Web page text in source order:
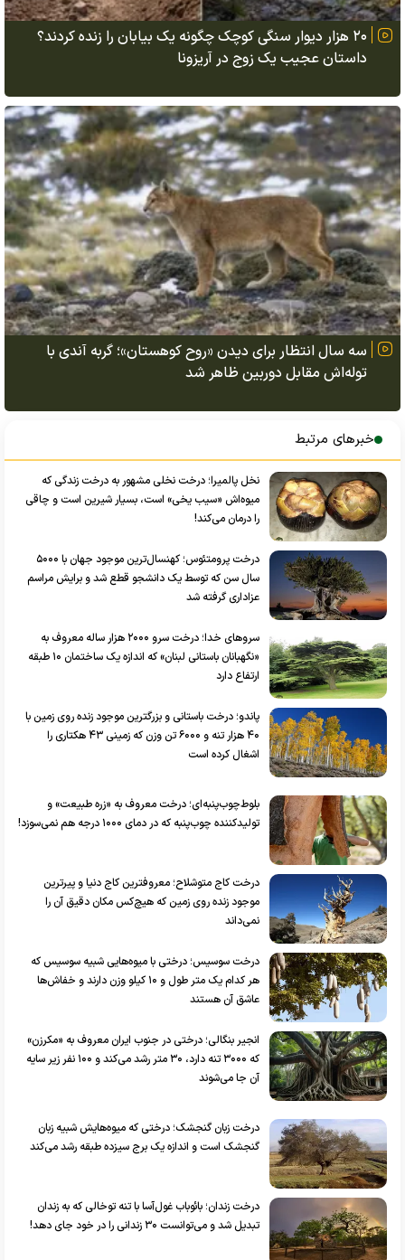
۲۰ هزار دیوار سنگی کوچک چگونه یک بیابان را زنده کردند؟
داستان عجیب یک زوج در آریزونا
سه سال انتظار برای دیدن «روح کوهستان»؛ گربه آندی با
توله‌اش مقابل دوربین ظاهر شد
خبرهای مرتبط
نخل پالمیرا؛ درخت نخلی مشهور به درخت زندگی که
میوه‌اش «سیب یخی» است، بسیار شیرین است و چاقی
را درمان می‌کند!
درخت پرومتئوس؛ کهنسال‌ترین موجود جهان با ۵۰۰۰
سال سن که توسط یک دانشجو قطع شد و برایش مراسم
عزاداری گرفته شد
سرو‌های خدا؛ درخت سرو ۲۰۰۰ هزار ساله معروف به
«نگهبانان باستانی لبنان» که اندازه یک ساختمان ۱۰ طبقه
ارتفاع دارد
پاندو؛ درخت باستانی و بزرگترین موجود زنده روی زمین با
۴۰ هزار تنه و ۶۰۰۰ تن وزن که زمینی ۴۳ هکتاری را
اشغال کرده است
بلوط‌چوب‌پنبه‌ای؛ درخت معروف به «زره طبیعت» و
تولیدکننده چوب‌پنبه که در دمای ۱۰۰۰ درجه هم نمی‌سوزد!
درخت کاج متوشلاح؛ معروفترین کاج دنیا و پیرترین
موجود زنده روی زمین که هیچ‌کس مکان دقیق آن را
نمی‌داند
درخت سوسیس؛ درختی با میوه‌هایی شبیه سوسیس که
هر کدام یک متر طول و ۱۰ کیلو وزن دارند و خفاش‌ها
عاشق آن هستند
انجیر بنگالی؛ درختی در جنوب ایران معروف به «مکرزن»
که ۳۰۰۰ تنه دارد، ۳۰ متر رشد می‌کند و ۱۰۰ نفر زیر سایه
آن جا می‌شوند
درخت زبان گنجشک؛ درختی که میوه‌هایش شبیه زبان
گنجشک است و اندازه یک برج سیزده طبقه رشد می‌کند
درخت زندان؛ بائوباب غول‌آسا با تنه توخالی که به زندان
تبدیل شد و می‌توانست ۳۰ زندانی را در خود جای دهد!